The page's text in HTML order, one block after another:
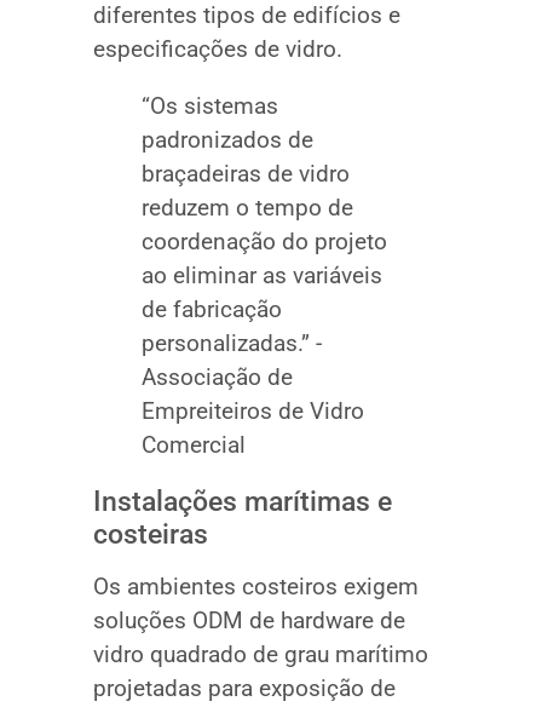
diferentes tipos de edifícios e
especificações de vidro.
“Os sistemas
padronizados de
braçadeiras de vidro
reduzem o tempo de
coordenação do projeto
ao eliminar as variáveis
de fabricação
personalizadas.” -
Associação de
Empreiteiros de Vidro
Comercial
Instalações marítimas e
costeiras
Os ambientes costeiros exigem
soluções ODM de hardware de
vidro quadrado de grau marítimo
projetadas para exposição de